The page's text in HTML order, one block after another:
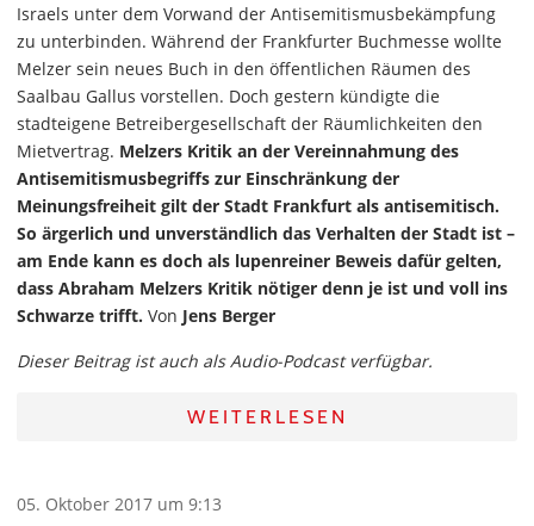
Israels unter dem Vorwand der Antisemitismusbekämpfung
zu unterbinden. Während der Frankfurter Buchmesse wollte
Melzer sein neues Buch in den öffentlichen Räumen des
Saalbau Gallus vorstellen. Doch gestern kündigte die
stadteigene Betreibergesellschaft der Räumlichkeiten den
Mietvertrag. Melzers Kritik an der Vereinnahmung des
Antisemitismusbegriffs zur Einschränkung der
Meinungsfreiheit gilt der Stadt Frankfurt als antisemitisch.
So ärgerlich und unverständlich das Verhalten der Stadt ist –
am Ende kann es doch als lupenreiner Beweis dafür gelten,
dass Abraham Melzers Kritik nötiger denn je ist und voll ins
Schwarze trifft. Von Jens Berger
Dieser Beitrag ist auch als Audio-Podcast verfügbar.
WEITERLESEN
05. Oktober 2017 um 9:13